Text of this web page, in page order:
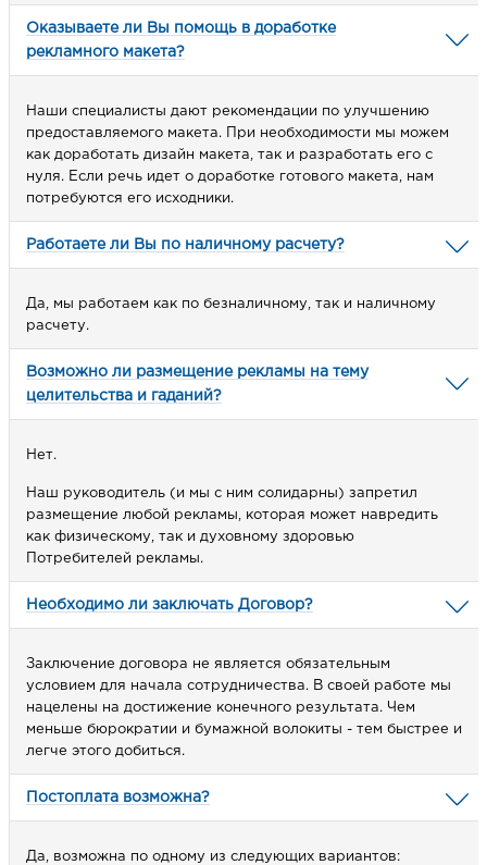
Оказываете ли Вы помощь в доработке
рекламного макета?
Наши специалисты дают рекомендации по улучшению
предоставляемого макета. При необходимости мы можем
как доработать дизайн макета, так и разработать его с
нуля. Если речь идет о доработке готового макета, нам
потребуются его исходники.
Работаете ли Вы по наличному расчету?
Да, мы работаем как по безналичному, так и наличному
расчету.
Возможно ли размещение рекламы на тему
целительства и гаданий?
Нет.
Наш руководитель (и мы с ним солидарны) запретил
размещение любой рекламы, которая может навредить
как физическому, так и духовному здоровью
Потребителей рекламы.
Необходимо ли заключать Договор?
Заключение договора не является обязательным
условием для начала сотрудничества. В своей работе мы
нацелены на достижение конечного результата. Чем
меньше бюрократии и бумажной волокиты - тем быстрее и
легче этого добиться.
Постоплата возможна?
Да, возможна по одному из следующих вариантов: